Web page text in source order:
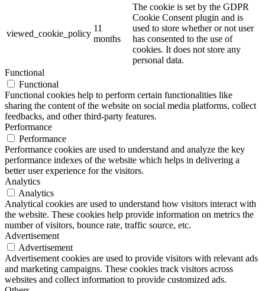
viewed_cookie_policy
11
months
The cookie is set by the GDPR
Cookie Consent plugin and is
used to store whether or not user
has consented to the use of
cookies. It does not store any
personal data.
Functional
Functional
Functional cookies help to perform certain functionalities like
sharing the content of the website on social media platforms, collect
feedbacks, and other third-party features.
Performance
Performance
Performance cookies are used to understand and analyze the key
performance indexes of the website which helps in delivering a
better user experience for the visitors.
Analytics
Analytics
Analytical cookies are used to understand how visitors interact with
the website. These cookies help provide information on metrics the
number of visitors, bounce rate, traffic source, etc.
Advertisement
Advertisement
Advertisement cookies are used to provide visitors with relevant ads
and marketing campaigns. These cookies track visitors across
websites and collect information to provide customized ads.